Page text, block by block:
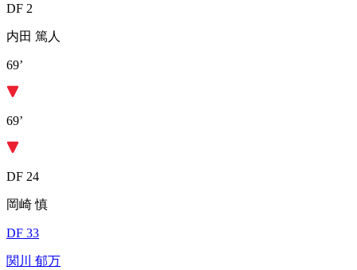
DF 2
内田 篤人
69’
69’
DF 24
岡崎 慎
DF 33
関川 郁万